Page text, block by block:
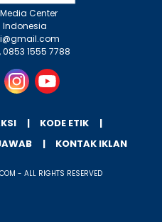
Center
1555 7788
KODE ETIK
KONTAK IKLAN
- ALL RIGHTS RESERVED